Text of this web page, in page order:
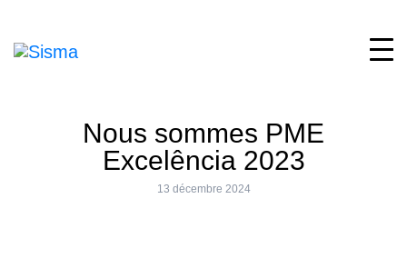
Nous sommes PME
Excelência 2023
13 décembre 2024